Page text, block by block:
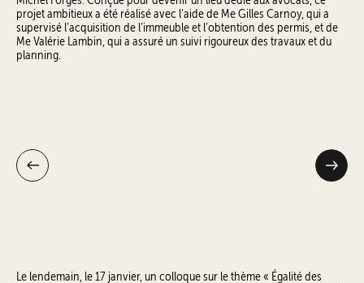
projet ambitieux a été réalisé avec l'aide de Me Gilles Carnoy, qui a
supervisé l’acquisition de l’immeuble et l’obtention des permis, et de
Me Valérie Lambin, qui a assuré un suivi rigoureux des travaux et du
planning.
Le lendemain, le 17 janvier, un colloque sur le thème « Égalité des